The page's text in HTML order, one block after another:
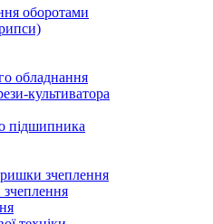
оборотами
обладнання
культиватора
підшипника
зчеплення